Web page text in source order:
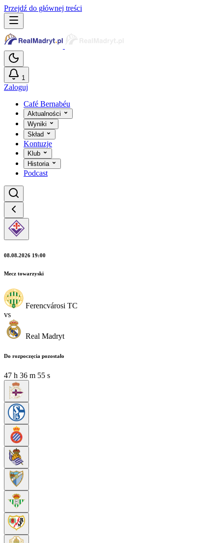
Przejdź do głównej treści
1
Zaloguj
Café Bernabéu
Aktualności
Wyniki
Skład
Kontuzje
Klub
Historia
Podcast
08.08.2026 19:00
Mecz towarzyski
Ferencvárosi TC
vs
Real Madryt
Do rozpoczęcia pozostało
47 h 36 m 55 s